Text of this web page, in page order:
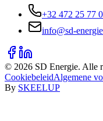
+32 472 25 77
info@sd-
© 2026 SD Energie. Alle
CookiebeleidAlgemene
By SKEELUP